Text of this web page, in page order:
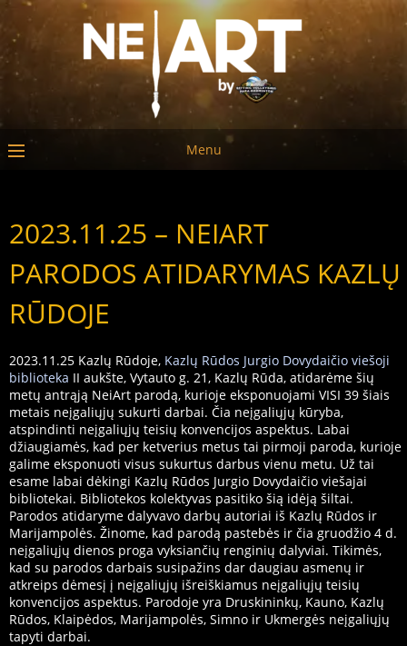
Menu
2023.11.25 – NEIART
PARODOS ATIDARYMAS KAZLŲ
RŪDOJE
2023.11.25 Kazlų Rūdoje, Kazlų Rūdos Jurgio Dovydaičio viešoji
biblioteka II aukšte, Vytauto g. 21, Kazlų Rūda, atidarėme šių
metų antrąją NeiArt parodą, kurioje eksponuojami VISI 39 šiais
metais neįgaliųjų sukurti darbai. Čia neįgaliųjų kūryba,
atspindinti neįgaliųjų teisių konvencijos aspektus. Labai
džiaugiamės, kad per ketverius metus tai pirmoji paroda, kurioje
galime eksponuoti visus sukurtus darbus vienu metu. Už tai
esame labai dėkingi Kazlų Rūdos Jurgio Dovydaičio viešajai
bibliotekai. Bibliotekos kolektyvas pasitiko šią idėją šiltai.
Parodos atidaryme dalyvavo darbų autoriai iš Kazlų Rūdos ir
Marijampolės. Žinome, kad parodą pastebės ir čia gruodžio 4 d.
neįgaliųjų dienos proga vyksiančių renginių dalyviai. Tikimės,
kad su parodos darbais susipažins dar daugiau asmenų ir
atkreips dėmesį į neįgaliųjų išreiškiamus neįgaliųjų teisių
konvencijos aspektus. Parodoje yra Druskininkų, Kauno, Kazlų
Rūdos, Klaipėdos, Marijampolės, Simno ir Ukmergės neįgaliųjų
tapyti darbai.